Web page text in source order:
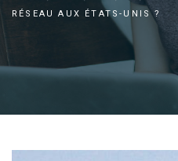
RÉSEAU AUX ÉTATS-UNIS ?